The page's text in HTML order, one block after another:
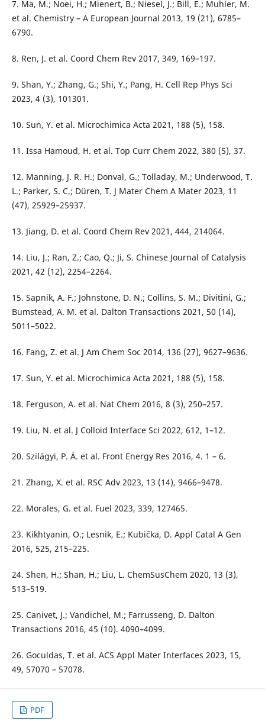
7. Ma, M.; Noei, H.; Mienert, B.; Niesel, J.; Bill, E.; Muhler, M.
et al. Chemistry – A European Journal 2013, 19 (21), 6785–
6790.
8. Ren, J. et al. Coord Chem Rev 2017, 349, 169–197.
9. Shan, Y.; Zhang, G.; Shi, Y.; Pang, H. Cell Rep Phys Sci
2023, 4 (3), 101301.
10. Sun, Y. et al. Microchimica Acta 2021, 188 (5), 158.
11. Issa Hamoud, H. et al. Top Curr Chem 2022, 380 (5), 37.
12. Manning, J. R. H.; Donval, G.; Tolladay, M.; Underwood, T.
L.; Parker, S. C.; Düren, T. J Mater Chem A Mater 2023, 11
(47), 25929–25937.
13. Jiang, D. et al. Coord Chem Rev 2021, 444, 214064.
14. Liu, J.; Ran, Z.; Cao, Q.; Ji, S. Chinese Journal of Catalysis
2021, 42 (12), 2254–2264.
15. Sapnik, A. F.; Johnstone, D. N.; Collins, S. M.; Divitini, G.;
Bumstead, A. M. et al. Dalton Transactions 2021, 50 (14),
5011–5022.
16. Fang, Z. et al. J Am Chem Soc 2014, 136 (27), 9627–9636.
17. Sun, Y. et al. Microchimica Acta 2021, 188 (5), 158.
18. Ferguson, A. et al. Nat Chem 2016, 8 (3), 250–257.
19. Liu, N. et al. J Colloid Interface Sci 2022, 612, 1–12.
20. Szilágyi, P. Á. et al. Front Energy Res 2016, 4. 1 – 6.
21. Zhang, X. et al. RSC Adv 2023, 13 (14), 9466–9478.
22. Morales, G. et al. Fuel 2023, 339, 127465.
23. Kikhtyanin, O.; Lesnik, E.; Kubička, D. Appl Catal A Gen
2016, 525, 215–225.
24. Shen, H.; Shan, H.; Liu, L. ChemSusChem 2020, 13 (3),
513–519.
25. Canivet, J.; Vandichel, M.; Farrusseng, D. Dalton
Transactions 2016, 45 (10). 4090–4099.
26. Goculdas, T. et al. ACS Appl Mater Interfaces 2023, 15,
49, 57070 – 57078.
PDF